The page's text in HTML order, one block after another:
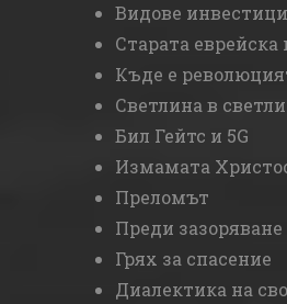
Видове
Старата еврейска
Къде е
Светлина в
Бил Гейтс и 5G
Измамата
Преломът
Преди зазоряване
Грях за спасение
Диалектика на